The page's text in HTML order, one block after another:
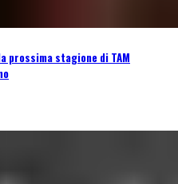
prossima stagione di TAM